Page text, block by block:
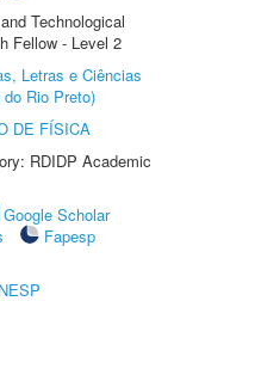
Technological
Fellow - Level 2
Letras e Ciências
Rio Preto)
DE FÍSICA
RDIDP Academic
Google Scholar
Fapesp